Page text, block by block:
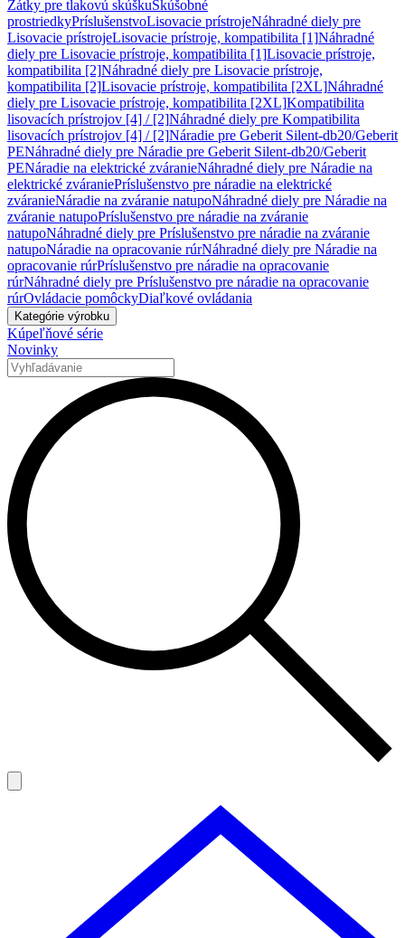
Zátky pre tlakovú skúškuSkúšobné
prostriedkyPríslušenstvoLisovacie prístrojeNáhradné diely pre
Lisovacie prístrojeLisovacie prístroje, kompatibilita [1]Náhradné
diely pre Lisovacie prístroje, kompatibilita [1]Lisovacie prístroje,
kompatibilita [2]Náhradné diely pre Lisovacie prístroje,
kompatibilita [2]Lisovacie prístroje, kompatibilita [2XL]Náhradné
diely pre Lisovacie prístroje, kompatibilita [2XL]Kompatibilita
lisovacích prístrojov [4] / [2]Náhradné diely pre Kompatibilita
lisovacích prístrojov [4] / [2]Náradie pre Geberit Silent-db20/Geberit
PENáhradné diely pre Náradie pre Geberit Silent-db20/Geberit
PENáradie na elektrické zváranieNáhradné diely pre Náradie na
elektrické zváraniePríslušenstvo pre náradie na elektrické
zváranieNáradie na zváranie natupoNáhradné diely pre Náradie na
zváranie natupoPríslušenstvo pre náradie na zváranie
natupoNáhradné diely pre Príslušenstvo pre náradie na zváranie
natupoNáradie na opracovanie rúrNáhradné diely pre Náradie na
opracovanie rúrPríslušenstvo pre náradie na opracovanie
rúrNáhradné diely pre Príslušenstvo pre náradie na opracovanie
rúrOvládacie pomôckyDiaľkové ovládania
Kategórie výrobku
Kúpeľňové série
Novinky